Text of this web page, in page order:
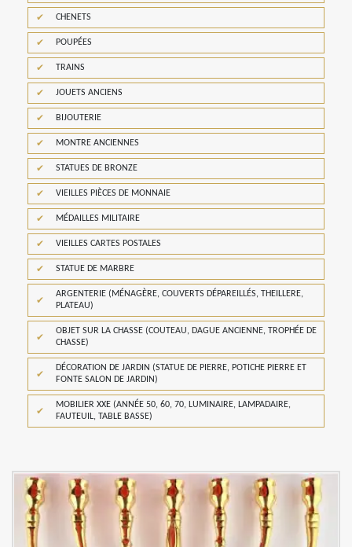
CHENETS
POUPÉES
TRAINS
JOUETS ANCIENS
BIJOUTERIE
MONTRE ANCIENNES
STATUES DE BRONZE
VIEILLES PIÈCES DE MONNAIE
MÉDAILLES MILITAIRE
VIEILLES CARTES POSTALES
STATUE DE MARBRE
ARGENTERIE (MÉNAGÈRE, COUVERTS DÉPAREILLÉS, THEILLERE,
PLATEAU)
OBJET SUR LA CHASSE (COUTEAU, DAGUE ANCIENNE, TROPHÉE DE
CHASSE)
DÉCORATION DE JARDIN (STATUE DE PIERRE, POTICHE PIERRE ET
FONTE SALON DE JARDIN)
MOBILIER XXE (ANNÉE 50, 60, 70, LUMINAIRE, LAMPADAIRE,
FAUTEUIL, TABLE BASSE)